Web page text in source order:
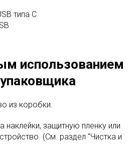
типа C
использованием
из коробки.
наклейки, защитную пленку или
(См. раздел "Чистка и